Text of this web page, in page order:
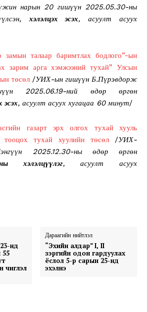
нарын 20 гишүүн 2025.05.30-ны
хэлэлцэх эсэх, асуулт асуух
замын талаар баримтлах бодлого”-ын
зарим арга хэмжээний тухай” Улсын
төсөл /УИХ-ын гишүүн Б.Пүрэвдорж
2025.06.19-ний өдөр өргөн
эсэх, асуулт асуух хугацаа 60 минут/
газарт эрх олгох тухай хууль
тооцох тухай хуулийн төсөл /УИХ-
2025.12.30-ны өдөр өргөн
хэлэлцүүлэг, асуулт асуух
нд
55
чиглэл
Дараагийн нийтлэл
“Эхийн алдар” I, II
зэргийн одон гардуулах
ёслол 5-р сарын 25-нд
эхэлнэ